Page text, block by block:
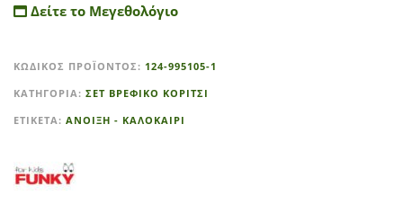
Δείτε το Μεγεθολόγιο
l
t
e
a
ΚΩΔΙΚΌΣ ΠΡΟΪΌΝΤΟΣ: 124-995105-1
ΚΑΤΗΓΟΡΊΑ: ΣΕΤ ΒΡΕΦΙΚΟ ΚΟΡΙΤΣΙ
ΕΤΙΚΈΤΑ: ΑΝΟΙΞΗ - ΚΑΛΟΚΑΙΡΙ